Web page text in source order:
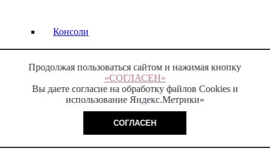
Продолжая пользоваться сайтом и нажимая кнопку
«СОГЛАСЕН»
Вы даете согласие на обработку файлов Cookies и
использование Яндекс.Метрики»
СОГЛАСЕН
Консоли